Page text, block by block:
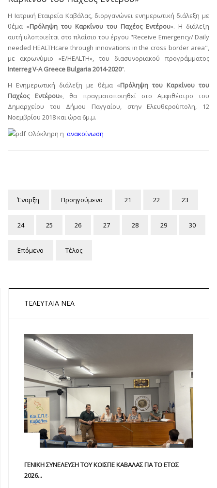
Η Ιατρική Εταιρεία Καβάλας, διοργανώνει ενημερωτική διάλεξη με
θέμα «Πρόληψη του Καρκίνου του Παχέος Εντέρου». Η διάλεξη
αυτή υλοποιείται στο πλαίσιο του έργου "Receive Emergency/ Daily
needed HEALTHcare through innovations in the cross border area",
με ακρωνύμιο «E/HEALTH», του διασυνοριακού προγράμματος
Interreg V-A Greece Bulgaria 2014-2020”.
Η Ενημερωτική διάλεξη με θέμα «Πρόληψη του Καρκίνου του
Παχέος Εντέρου», θα πραγματοποιηθεί στο Αμφιθέατρο του
Δημαρχείου του Δήμου Παγγαίου, στην Ελευθερούπολη, 12
Νοεμβρίου 2018 και ώρα 6μ.μ.
Ολόκληρη η ανακοίνωση
Έναρξη Προηγούμενο 21 22 23
24 25 26 27 28 29 30
Επόμενο Τέλος
ΤΕΛΕΥΤΑΊΑ ΝΈΑ
ΓΕΝΙΚΗ ΣΥΝΕΛΕΥΣΗ ΤΟΥ ΚΟΙΣΠΕ ΚΑΒΑΛΑΣ ΓΙΑ ΤΟ ΕΤΟΣ
2026...